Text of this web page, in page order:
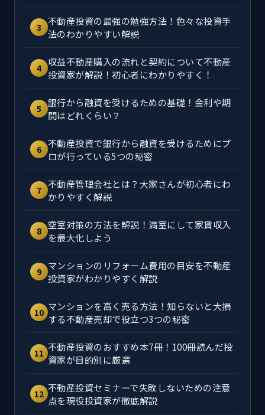
3
不動産投資の最強の勉強方法！色々な投資手
法のわかりやすい解説
4 収益不動産購入の流れと契約について不動産
投資家が解説！初心者にわかりやすく！
5 銀行から融資を受けるための基礎！金利や期
間はどれくらい？
6 不動産投資で銀行から融資を受けるためにプ
ロが行っている5つの秘密
7 不動産管理会社とは？大家さんが初心者にわ
かりやすく解説
8 空室対策の方法を解説！満室にして家賃収入
を最大化しよう
9 マンションのリフォーム費用の目安を不動産
投資家がわかりやすく解説
10 マンションを高く売る方法！知らないと大損
する不動産売却で役立つ3つの秘密
11 不動産投資のおすすめ本7冊！100冊読んだ投
資家が目的別に厳選
12 不動産投資セミナーで失敗しないための注意
点を現役投資家が徹底解説